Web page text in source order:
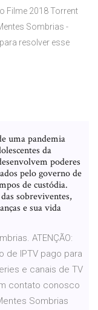
Filme 2018 Torrent
Sombrias -
resolver esse
uma pandemia
da
poderes
pelo governo de
de custódia.
sobreviventes,
e sua vida
ATENÇÃO:
de IPTV pago para
e canais de TV
contato conosco
Sombrias